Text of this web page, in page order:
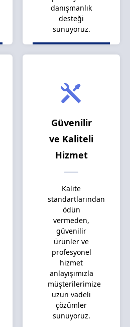
danışmanlık
desteği
sunuyoruz.
Güvenilir
ve Kaliteli
Hizmet
Kalite
standartlarından
ödün
vermeden,
güvenilir
ürünler ve
profesyonel
hizmet
anlayışımızla
müşterilerimize
uzun vadeli
çözümler
sunuyoruz.